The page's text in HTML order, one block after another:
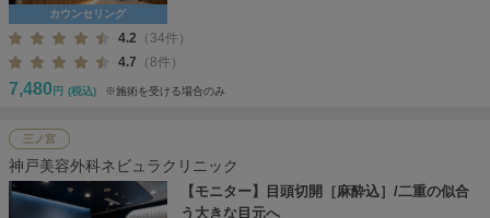
カウンセリング
4.2 （34件）
4.7 （8件）
7,480 円 (税込) ※施術を受ける場合のみ
三ノ宮
神戸美容外科ネビュラクリニック
【モニター】目頭切開［麻酔込］/二重の似合
う大きな目元へ